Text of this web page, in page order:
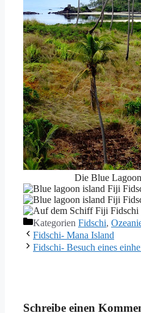
Die Blue
Kategorien Fidschi,
Fidschi- Mana Island
Fidschi- Besuch eines
Schreibe einen